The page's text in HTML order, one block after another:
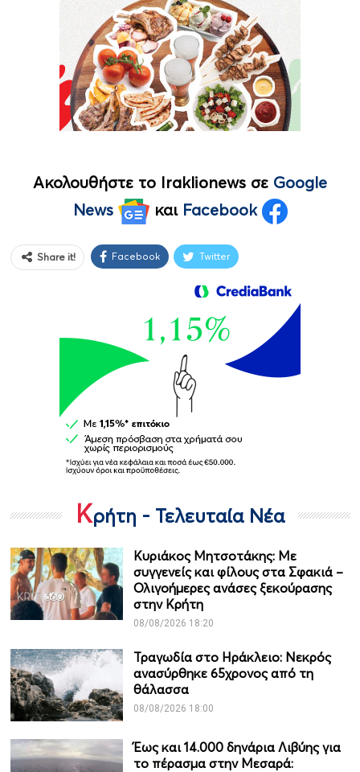
Ακολουθήστε το Iraklionews σε Google
News
και Facebook
Share it! Facebook Twitter
Κρήτη - Τελευταία Νέα
Κυριάκος Μητσοτάκης: Με
συγγενείς και φίλους στα Σφακιά –
Ολιγοήμερες ανάσες ξεκούρασης
στην Κρήτη
08/08/2026 18:20
Τραγωδία στο Ηράκλειο: Νεκρός
ανασύρθηκε 65χρονος από τη
θάλασσα
08/08/2026 18:00
Έως και 14.000 δηνάρια Λιβύης για
το πέρασμα στην Μεσαρά: